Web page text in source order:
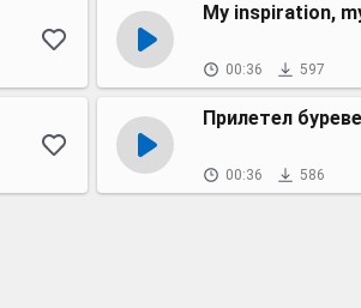
My inspiration,
00:36 597
Прилетел
00:36 586